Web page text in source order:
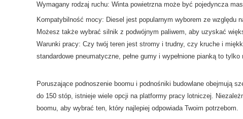
Wymagany rodzaj ruchu: Winta powietrzna może być pojedyncza
Kompatybilność mocy: Diesel jest popularnym wyborem ze
Możesz także wybrać silnik z podwójnym paliwem, aby uzyskać
Warunki pracy: Czy twój teren jest stromy i trudny, czy kruche i
standardowe pneumatyczne, pełne gumy i wypełnione pianką to
Poruszające podnoszenie boomu i podnośniki budowlane obejmują
do 150 stóp, istnieje wiele opcji na platformy pracy lotniczej.
boomu, aby wybrać ten, który najlepiej odpowiada Twoim potrzebom.